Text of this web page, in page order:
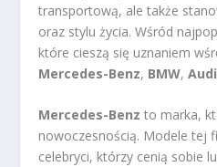
transportową, ale także
oraz stylu życia. Wśród
które cieszą się uznaniem
Mercedes-Benz, BMW,Audi
Mercedes-Benz to marka,
nowoczesnością. Modele tej
celebryci, którzy cenią sobie